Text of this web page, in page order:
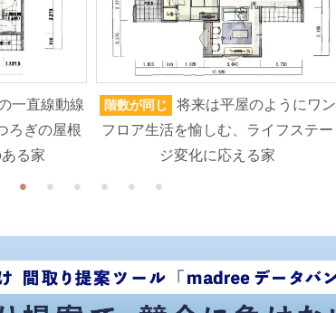
一直線動線
ろぎの屋根
る家
階数が同じ
将来は平屋のようにワン
フロア生活を愉しむ、ライフステー
ジ変化に応える家